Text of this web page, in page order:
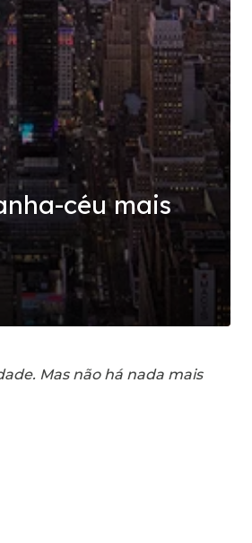
céu mais
Mas não há nada mais